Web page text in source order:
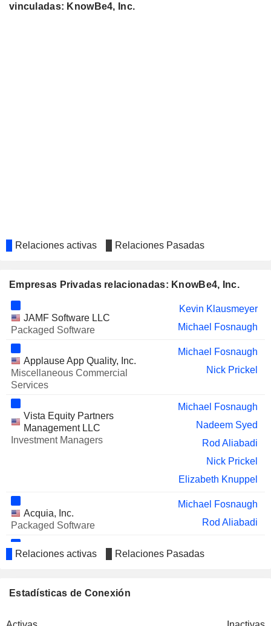
vinculadas: KnowBe4, Inc.
Relaciones activas Relaciones Pasadas
Empresas Privadas relacionadas: KnowBe4, Inc.
JAMF Software LLC
Packaged Software
Kevin Klausmeyer
Michael Fosnaugh
Applause App Quality, Inc.
Miscellaneous Commercial
Services
Michael Fosnaugh
Nick Prickel
Vista Equity Partners
Management LLC
Investment Managers
Michael Fosnaugh
Nadeem Syed
Rod Aliabadi
Nick Prickel
Elizabeth Knuppel
Acquia, Inc.
Packaged Software
Michael Fosnaugh
Rod Aliabadi
Integral Ad Science, Inc.
OutSystems, Inc.
Relaciones activas Relaciones Pasadas
Estadísticas de Conexión